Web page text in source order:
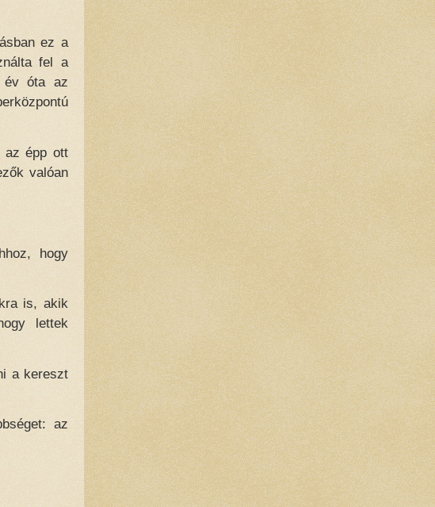
ez a
fel a
év óta az
az épp ott
valóan
hogy
is, akik
lettek
a kereszt
az